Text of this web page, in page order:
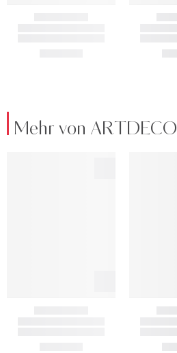
Mehr von ARTDECO